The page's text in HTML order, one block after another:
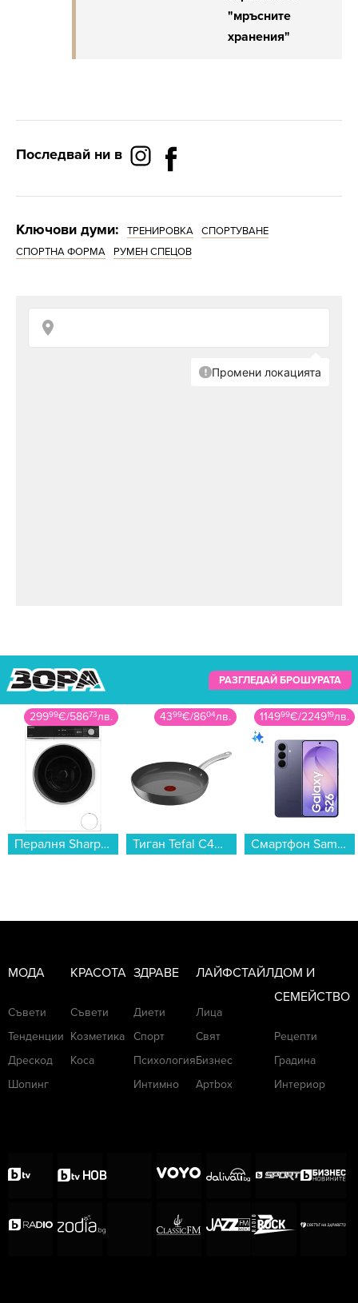
"мръсните
хранения"
Последвай ни в
Ключови думи: ТРЕНИРОВКА
СПОРТУВАНЕ
СПОРТНА ФОРМА
РУМЕН СПЕЦОВ
РАЗГЛЕДАЙ БРОШУРАТА
4399€/8604лв.
Тиган Tefal C4240743 Renew+ 30cm...
114999€/224919лв.
Смартфон Samsung GALAXY S26+ 512GB VIOLET SM-S947BZVG , 12 GB, 512 GB...
17999€/35203лв.
Бойлер Tesy Bilight GCHL 80 44 30 B12 TSR , 3 , 80 , C , Хоризонтален...
МОДА
Съвети
Тенденции
Дрескод
Шопинг
КРАСОТА
Съвети
Козметика
Коса
ЗДРАВЕ
Диети
Спорт
Психология
Интимно
ЛАЙФСТАЙЛ
Лица
Свят
Бизнес
Артbox
ДОМ И
СЕМЕЙСТВО
Рецепти
Градина
Интериор